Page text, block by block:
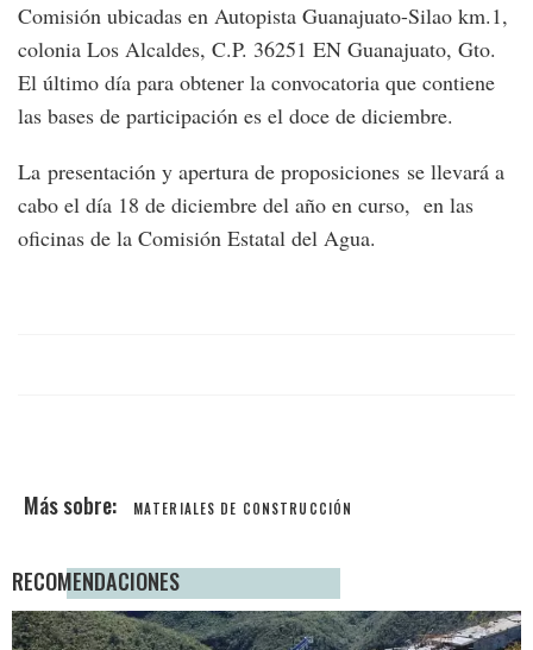
Comisión ubicadas en Autopista Guanajuato-Silao km.1,
colonia Los Alcaldes, C.P. 36251 EN Guanajuato, Gto.
El último día para obtener la convocatoria que contiene
las bases de participación es el doce de diciembre.
La presentación y apertura de proposiciones se llevará a
cabo el día 18 de diciembre del año en curso, en las
oficinas de la Comisión Estatal del Agua.
MATERIALES DE CONSTRUCCIÓN
RECOMENDACIONES